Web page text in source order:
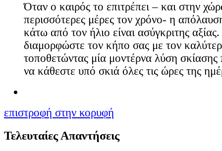
Όταν ο καιρός το επιτρέπει – και στην
περισσότερες μέρες τον χρόνο- η
κάτω από τον ήλιο είναι ασύγκριτης
διαμορφώστε τον κήπο σας με τον
τοποθετώντας μία μοντέρνα λύση σκίασης
να κάθεστε υπό σκιά όλες τις ώρες της
επιστροφή στην κορυφή
Τελευταίες Απαντήσεις